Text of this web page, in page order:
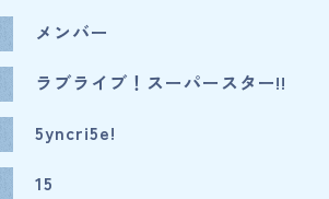
メンバー
ラブライブ！スーパースター!!
5yncri5e!
15